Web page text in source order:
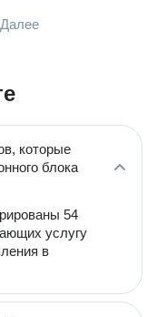
Далее
которые
блока
54
услугу
в